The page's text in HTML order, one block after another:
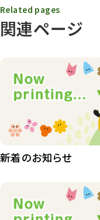
動物園
動物園その他
植物園
植物たち
植物園長の庭
桜情報
関連ページ
Related pages
新着のお知らせ